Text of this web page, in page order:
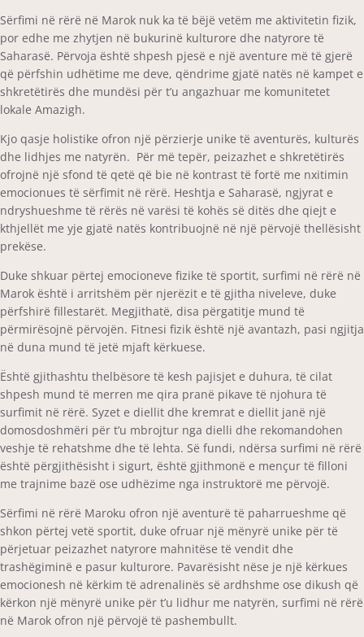
Sërfimi në rërë në Marok nuk ka të bëjë vetëm me aktivitetin fizik,
por edhe me zhytjen në bukurinë kulturore dhe natyrore të
Saharasë. Përvoja është shpesh pjesë e një aventure më të gjerë
që përfshin udhëtime me deve, qëndrime gjatë natës në kampet e
shkretëtirës dhe mundësi për t’u angazhuar me komunitetet
lokale Amazigh.
Kjo qasje holistike ofron një përzierje unike të aventurës, kulturës
dhe lidhjes me natyrën. Për më tepër, peizazhet e shkretëtirës
ofrojnë një sfond të qetë që bie në kontrast të fortë me nxitimin
emocionues të sërfimit në rërë. Heshtja e Saharasë, ngjyrat e
ndryshueshme të rërës në varësi të kohës së ditës dhe qiejt e
kthjellët me yje gjatë natës kontribuojnë në një përvojë thellësisht
prekëse.
Duke shkuar përtej emocioneve fizike të sportit, surfimi në rërë në
Marok është i arritshëm për njerëzit e të gjitha niveleve, duke
përfshirë fillestarët. Megjithatë, disa përgatitje mund të
përmirësojnë përvojën. Fitnesi fizik është një avantazh, pasi ngjitja
në duna mund të jetë mjaft kërkuese.
Është gjithashtu thelbësore të kesh pajisjet e duhura, të cilat
shpesh mund të merren me qira pranë pikave të njohura të
surfimit në rërë. Syzet e diellit dhe kremrat e diellit janë një
domosdoshmëri për t’u mbrojtur nga dielli dhe rekomandohen
veshje të rehatshme dhe të lehta. Së fundi, ndërsa surfimi në rërë
është përgjithësisht i sigurt, është gjithmonë e mençur të filloni
me trajnime bazë ose udhëzime nga instruktorë me përvojë.
Sërfimi në rërë Maroku ofron një aventurë të paharrueshme që
shkon përtej vetë sportit, duke ofruar një mënyrë unike për të
përjetuar peizazhet natyrore mahnitëse të vendit dhe
trashëgiminë e pasur kulturore. Pavarësisht nëse je një kërkues
emocionesh në kërkim të adrenalinës së ardhshme ose dikush që
kërkon një mënyrë unike për t’u lidhur me natyrën, surfimi në rërë
në Marok ofron një përvojë të pashembullt.